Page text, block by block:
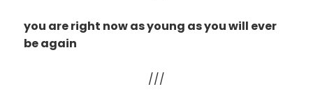
you are right now as young as you will ever
be again
///